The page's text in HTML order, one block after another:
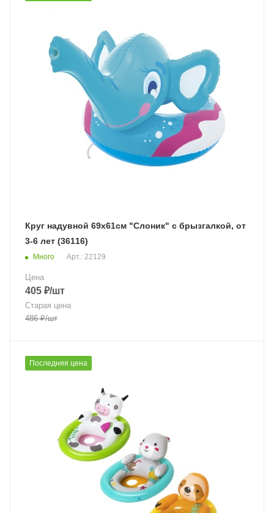
Круг надувной 69х61см "Слоник" с брызгалкой, от
3-6 лет (36116)
Много Арт.: 22129
Цена
405 ₽/шт
Старая цена
486₽/шт
Последняя цена